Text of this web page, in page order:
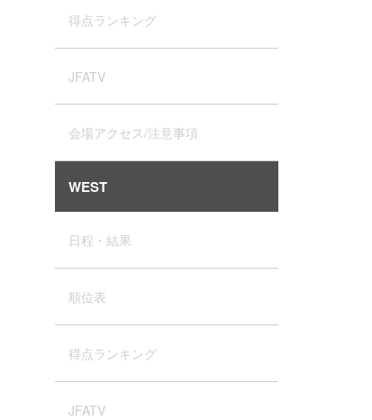
得点ランキング
JFATV
会場アクセス/注意事項
WEST
日程・結果
順位表
得点ランキング
JFATV